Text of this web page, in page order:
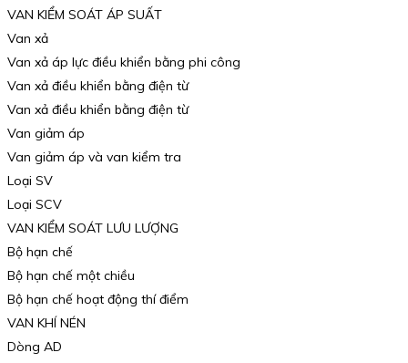
VAN KIỂM SOÁT ÁP SUẤT
Van xả
Van xả áp lực điều khiển bằng phi công
Van xả điều khiển bằng điện từ
Van xả điều khiển bằng điện từ
Van giảm áp
Van giảm áp và van kiểm tra
Loại SV
Loại SCV
VAN KIỂM SOÁT LƯU LƯỢNG
Bộ hạn chế
Bộ hạn chế một chiều
Bộ hạn chế hoạt động thí điểm
VAN KHÍ NÉN
Dòng AD